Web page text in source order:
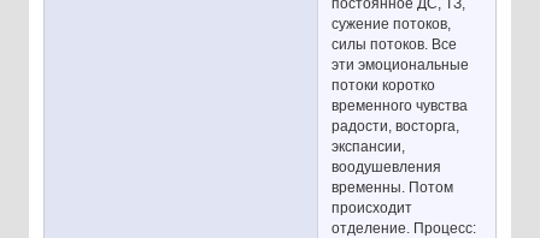
постоянное ДС, ТЗ,
сужение потоков,
силы потоков. Все
эти эмоциональные
потоки коротко
временного чувства
радости, восторга,
экспансии,
воодушевления
временны. Потом
происходит
отделение. Процесс: